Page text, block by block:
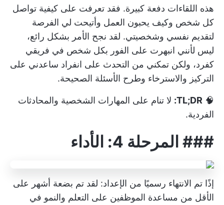
هذه اللقاءات دفعة كبيرة. فقد تعرفت على كيفية تواصل
كل شخص وكيف يحبون العمل وأتيحت لي الفرصة
لتقديم نفسي وشخصيتي. لقد نجح الأمر بشكل رائع،
ليس لأنني انبهرت على الفور بكل شخص في فريقي
كفرد، ولكن تمكني من التحدث على انفراد ساعدني على
التركيز والاسترخاء وطرح الأسئلة الصحيحة.
🧠
TL;DR: لا تنام على المهارات الشخصية والمحادثات
الفردية.
### المرحلة 4: الأداء
إذًا تم الانتهاء رسميًا من الإعداد: لقد تم بضعة أشهر على
الأقل من مساعدة الموظفين على التعلم والنمو في